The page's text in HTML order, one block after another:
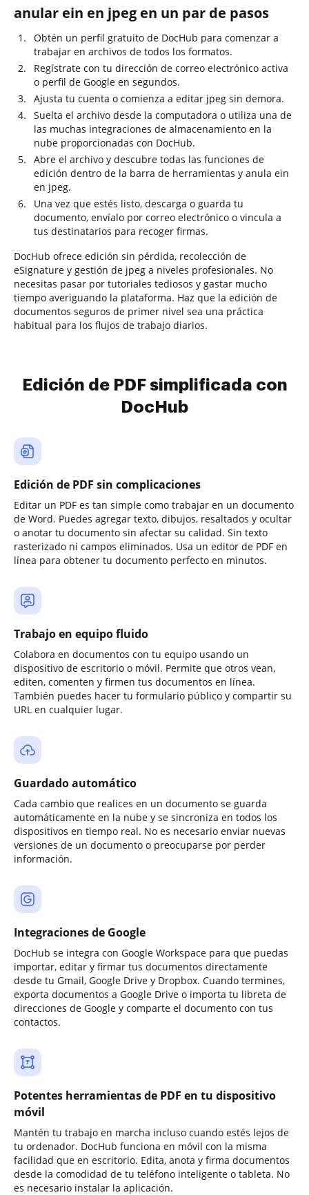
anular ein en jpeg en un par de pasos
Obtén un perfil gratuito de DocHub para comenzar a
trabajar en archivos de todos los formatos.
Regístrate con tu dirección de correo electrónico activa
o perfil de Google en segundos.
Ajusta tu cuenta o comienza a editar jpeg sin demora.
Suelta el archivo desde la computadora o utiliza una de
las muchas integraciones de almacenamiento en la
nube proporcionadas con DocHub.
Abre el archivo y descubre todas las funciones de
edición dentro de la barra de herramientas y anula ein
en jpeg.
Una vez que estés listo, descarga o guarda tu
documento, envíalo por correo electrónico o vincula a
tus destinatarios para recoger firmas.
DocHub ofrece edición sin pérdida, recolección de
eSignature y gestión de jpeg a niveles profesionales. No
necesitas pasar por tutoriales tediosos y gastar mucho
tiempo averiguando la plataforma. Haz que la edición de
documentos seguros de primer nivel sea una práctica
habitual para los flujos de trabajo diarios.
Edición de PDF simplificada con
DocHub
Edición de PDF sin complicaciones
Editar un PDF es tan simple como trabajar en un documento
de Word. Puedes agregar texto, dibujos, resaltados y ocultar
o anotar tu documento sin afectar su calidad. Sin texto
rasterizado ni campos eliminados. Usa un editor de PDF en
línea para obtener tu documento perfecto en minutos.
Trabajo en equipo fluido
Colabora en documentos con tu equipo usando un
dispositivo de escritorio o móvil. Permite que otros vean,
editen, comenten y firmen tus documentos en línea.
También puedes hacer tu formulario público y compartir su
URL en cualquier lugar.
Guardado automático
Cada cambio que realices en un documento se guarda
automáticamente en la nube y se sincroniza en todos los
dispositivos en tiempo real. No es necesario enviar nuevas
versiones de un documento o preocuparse por perder
información.
Integraciones de Google
DocHub se integra con Google Workspace para que puedas
importar, editar y firmar tus documentos directamente
desde tu Gmail, Google Drive y Dropbox. Cuando termines,
exporta documentos a Google Drive o importa tu libreta de
direcciones de Google y comparte el documento con tus
contactos.
Potentes herramientas de PDF en tu dispositivo
móvil
Mantén tu trabajo en marcha incluso cuando estés lejos de
tu ordenador. DocHub funciona en móvil con la misma
facilidad que en escritorio. Edita, anota y firma documentos
desde la comodidad de tu teléfono inteligente o tableta. No
es necesario instalar la aplicación.